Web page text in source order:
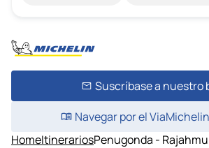
Suscríbase a nuestro
Navegar por el
HomeItinerariosPenugonda -